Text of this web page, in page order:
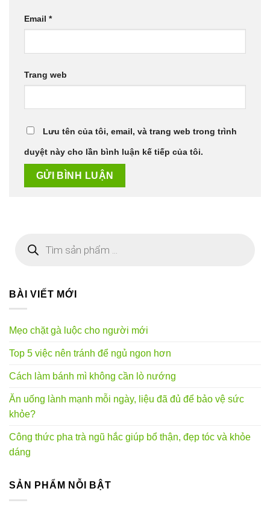
Email *
Trang web
Lưu tên của tôi, email, và trang web trong trình
duyệt này cho lần bình luận kế tiếp của tôi.
kiếm
BÀI VIẾT MỚI
Mẹo chặt gà luộc cho người mới
Top 5 việc nên tránh để ngủ ngon hơn
Cách làm bánh mì không cần lò nướng
Ăn uống lành mạnh mỗi ngày, liệu đã đủ để bảo vệ sức
khỏe?
Công thức pha trà ngũ hắc giúp bổ thận, đẹp tóc và khỏe
dáng
SẢN PHẨM NỖI BẬT